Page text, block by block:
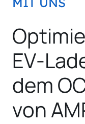
EV-
dem
von